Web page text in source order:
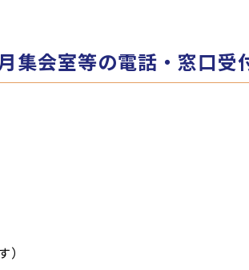
集会室等の電話・窓口受
）